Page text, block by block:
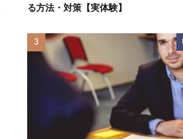
る方法・対策【実体験】